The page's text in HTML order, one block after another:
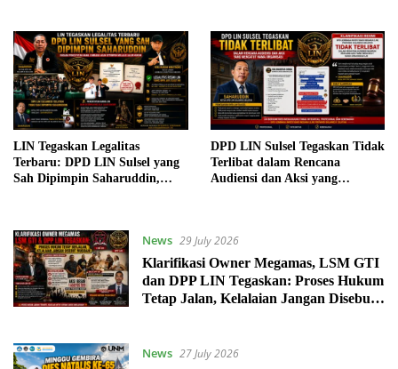
LIN Tegaskan Legalitas
Terbaru: DPD LIN Sulsel yang
Sah Dipimpin Saharuddin,
DPD LIN Sulsel Tegaskan Tidak
Terlibat dalam Rencana
Audiensi dan Aksi yang
News 29 July 2026
Klarifikasi Owner Megamas, LSM GTI
dan DPP LIN Tegaskan: Proses Hukum
Tetap Jalan, Kelalaian Jangan Disebut
News 27 July 2026